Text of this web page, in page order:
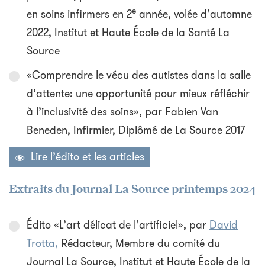
en soins infirmers en 2e année, volée d’automne
2022, Institut et Haute École de la Santé La
Source
«Comprendre le vécu des autistes dans la salle
d’attente: une opportunité pour mieux réfléchir
à l’inclusivité des soins», par Fabien Van
Beneden, Infirmier, Diplômé de La Source 2017
Lire l’édito et les articles
Extraits du Journal La Source printemps 2024
Édito «L’art délicat de l’artificiel», par David
Trotta, Rédacteur, Membre du comité du
Journal La Source, Institut et Haute École de la